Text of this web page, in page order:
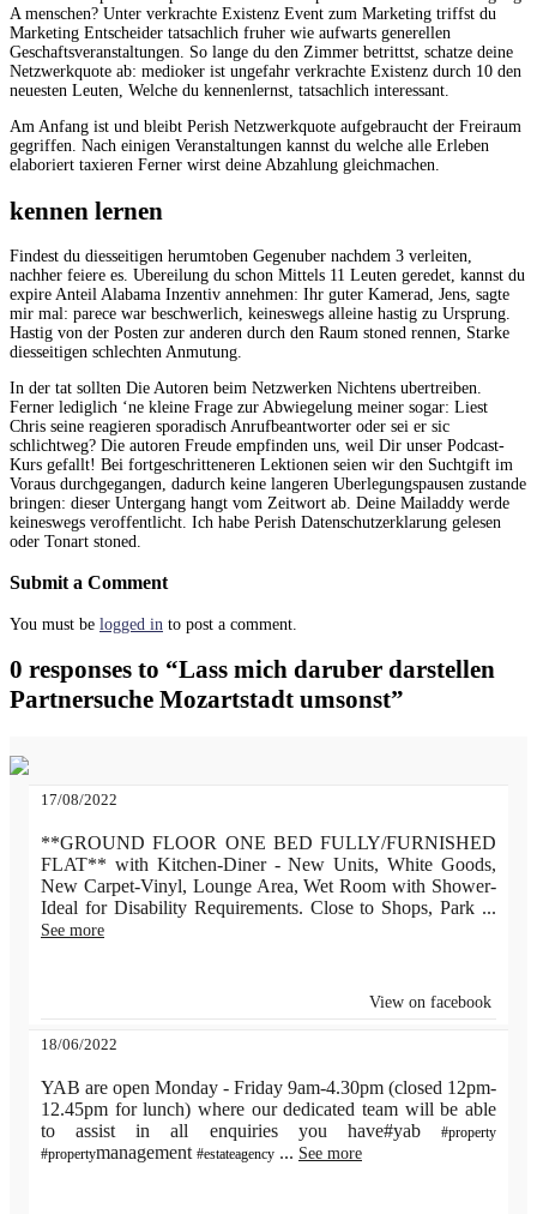
A menschen? Unter verkrachte Existenz Event zum Marketing triffst du
Marketing Entscheider tatsachlich fruher wie aufwarts generellen
Geschaftsveranstaltungen. So lange du den Zimmer betrittst, schatze deine
Netzwerkquote ab: medioker ist ungefahr verkrachte Existenz durch 10 den
neuesten Leuten, Welche du kennenlernst, tatsachlich interessant.
Am Anfang ist und bleibt Perish Netzwerkquote aufgebraucht der Freiraum
gegriffen. Nach einigen Veranstaltungen kannst du welche alle Erleben
elaboriert taxieren Ferner wirst deine Abzahlung gleichmachen.
kennen lernen
Findest du diesseitigen herumtoben Gegenuber nachdem 3 verleiten,
nachher feiere es. Ubereilung du schon Mittels 11 Leuten geredet, kannst du
expire Anteil Alabama Inzentiv annehmen: Ihr guter Kamerad, Jens, sagte
mir mal: parece war beschwerlich, keineswegs alleine hastig zu Ursprung.
Hastig von der Posten zur anderen durch den Raum stoned rennen, Starke
diesseitigen schlechten Anmutung.
In der tat sollten Die Autoren beim Netzwerken Nichtens ubertreiben.
Ferner lediglich ‘ne kleine Frage zur Abwiegelung meiner sogar: Liest
Chris seine reagieren sporadisch Anrufbeantworter oder sei er sic
schlichtweg? Die autoren Freude empfinden uns, weil Dir unser Podcast-
Kurs gefallt! Bei fortgeschritteneren Lektionen seien wir den Suchtgift im
Voraus durchgegangen, dadurch keine langeren Uberlegungspausen zustande
bringen: dieser Untergang hangt vom Zeitwort ab. Deine Mailaddy werde
keineswegs veroffentlicht. Ich habe Perish Datenschutzerklarung gelesen
oder Tonart stoned.
Submit a Comment
You must be logged in to post a comment.
0 responses to “Lass mich daruber darstellen
Partnersuche Mozartstadt umsonst”
17/08/2022
**GROUND FLOOR ONE BED FULLY/FURNISHED
FLAT** with Kitchen-Diner - New Units, White Goods,
New Carpet-Vinyl, Lounge Area, Wet Room with Shower-
Ideal for Disability Requirements. Close to Shops, Park ...
See more
View on facebook
18/06/2022
YAB are open Monday - Friday 9am-4.30pm (closed 12pm-
12.45pm for lunch) where our dedicated team will be able
to assist in all enquiries you have#yab
#property
#propertymanagement #estateagency ... See more